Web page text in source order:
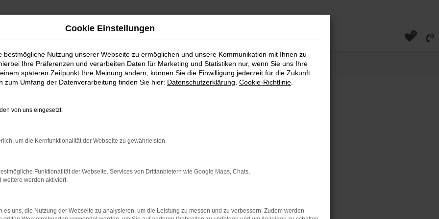
0
große Auswahl an sofort verfügbaren Neu- und Gebrauchtwagen direkt bei uns
einem geräumigen Familienauto oder einem sportlichen SUV suchen – bei
Cookie Einstellungen
bestmögliche Nutzung unserer Webseite zu ermöglichen und unsere Kommunikation mit Ihnen zu
Ihre Präferenzen und verarbeiten Daten für Marketing und Statistiken nur, wenn Sie uns Ihre
späteren Zeitpunkt Ihre Meinung ändern, können Sie die Einwilligung jederzeit für die Zukunft
zum Umfang der Datenverarbeitung finden Sie hier: Datenschutzerklärung Cookie-Richtlinie
von uns eingesetzt:
um die Kernfunktionalität der Webseite zu gewährleisten.
Funktionalität der Webseite. Services von Drittanbietern wie Google Maps, Chats,
weitere werden aktiviert.
es uns, die Nutzung der Webseite zu analysieren, um die Leistung zu messen und zu verbessern. Zudem werden